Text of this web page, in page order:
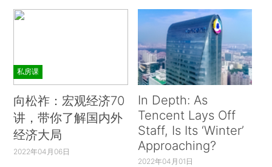
私房课
向松祚：宏观经济70
讲，带你了解国内外
经济大局
2022年04月06日
In Depth: As
Tencent Lays Off
Staff, Is Its ‘Winter’
Approaching?
2022年04月01日